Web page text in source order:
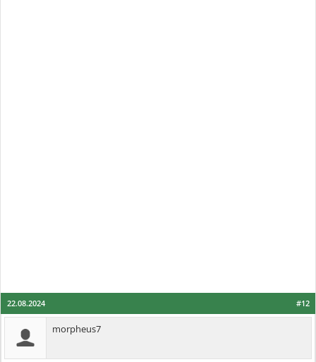
#12
22.08.2024
morpheus7